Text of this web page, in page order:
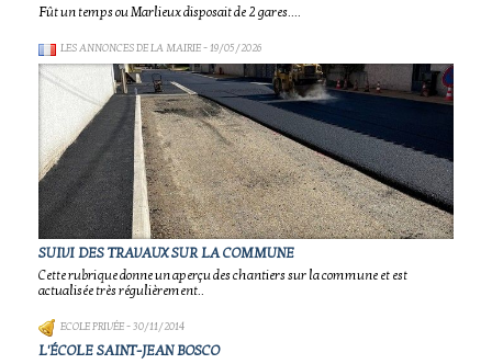
Fût un temps ou Marlieux disposait de 2 gares....
LES ANNONCES DE LA MAIRIE- 19/05/2026
SUIVI DES TRAVAUX SUR LA COMMUNE
Cette rubrique donne un aperçu des chantiers sur la commune et est
actualisée très régulièrement..
ECOLE PRIVÉE- 30/11/2014
L'ÉCOLE SAINT-JEAN BOSCO